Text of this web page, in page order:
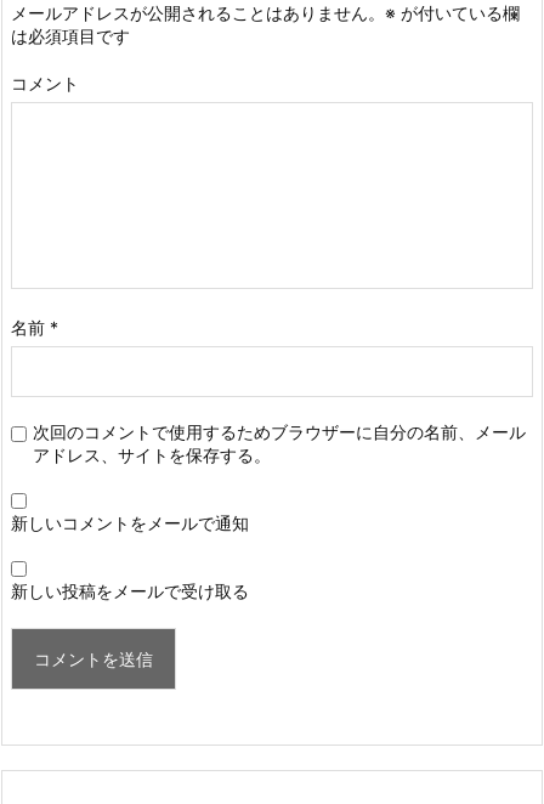
メールアドレスが公開されることはありません。 ※ が付いている欄
は必須項目です
コメント
名前 *
次回のコメントで使用するためブラウザーに自分の名前、メール
アドレス、サイトを保存する。
新しいコメントをメールで通知
新しい投稿をメールで受け取る